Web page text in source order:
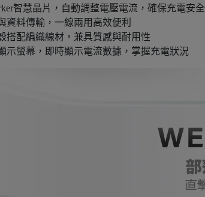
智慧晶片，自動調整電壓電流，確保充電安全
資料傳輸，一線兩用高效便利
搭配編織線材，兼具質感與耐用性
示螢幕，即時顯示電流數據，掌握充電狀況